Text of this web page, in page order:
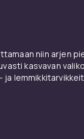
niin arjen
kasvavan